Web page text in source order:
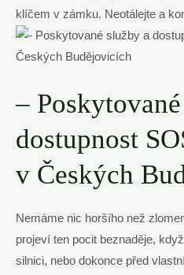
klíčem v zámku. Neotálejte a
–
dostupnost
v Českých
Nemáme nic horšího než
projeví ten pocit beznaděje,
silnici, nebo dokonce před